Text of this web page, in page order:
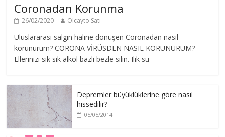
Coronadan Korunma
26/02/2020 Olcayto Satı
Uluslararası salgın haline dönüşen Coronadan nasıl
korunurum? CORONA VİRÜSDEN NASIL KORUNURUM?
Ellerinizi sık sık alkol bazlı bezle silin. Ilık su
Depremler büyüklüklerine göre nasıl
hissedilir?
05/05/2014